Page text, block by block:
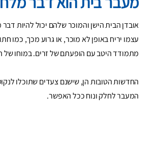
אובדן הבית הישן והמוכר שלהם יכול להיות
עצמו יריח באופן לא מוכר, או גרוע מכך, כמו
מתמודד היטב עם הופעתם של זרים. במוחו של
החדשות הטובות הן, שישנם צעדים שתוכלו
המעבר לחלק ונוח ככל האפשר.